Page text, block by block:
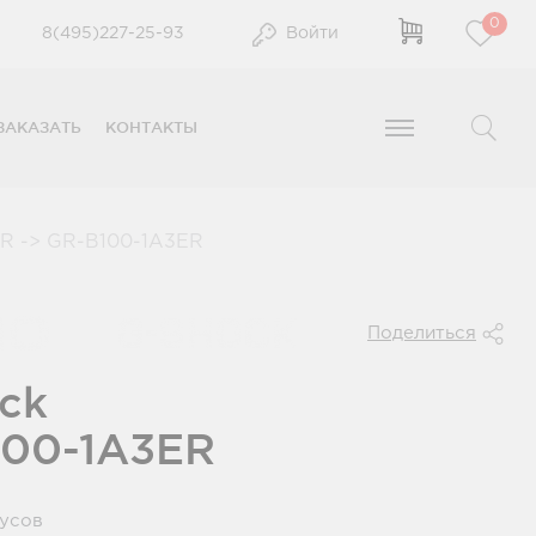
8(495)227-25-93 Войти
0
КОНТАКТЫ
Поделиться
1A3ER